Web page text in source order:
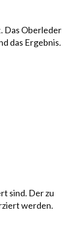
Das Oberleder
das Ergebnis.
sind. Der zu
werden.